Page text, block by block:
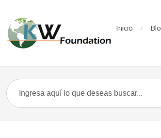
Inicio